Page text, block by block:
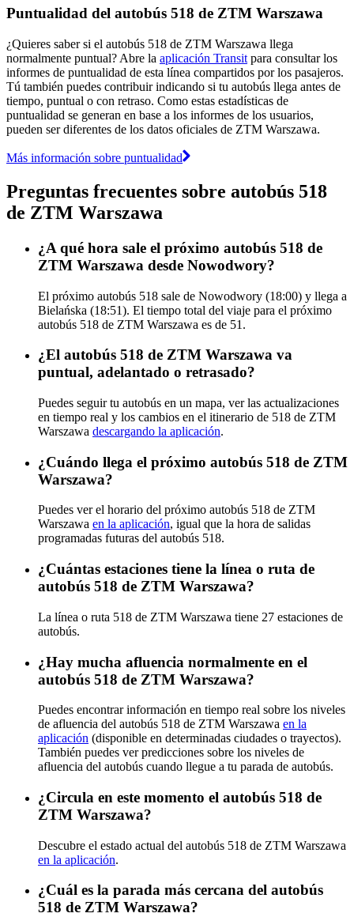
Puntualidad del autobús 518 de ZTM Warszawa
¿Quieres saber si el autobús 518 de ZTM Warszawa llega
normalmente puntual? Abre la aplicación Transit para consultar los
informes de puntualidad de esta línea compartidos por los pasajeros.
Tú también puedes contribuir indicando si tu autobús llega antes de
tiempo, puntual o con retraso. Como estas estadísticas de
puntualidad se generan en base a los informes de los usuarios,
pueden ser diferentes de los datos oficiales de ZTM Warszawa.
Más información sobre puntualidad
Preguntas frecuentes sobre autobús 518
de ZTM Warszawa
¿A qué hora sale el próximo autobús 518 de
ZTM Warszawa desde Nowodwory?
El próximo autobús 518 sale de Nowodwory (18:00) y llega a
Bielańska (18:51). El tiempo total del viaje para el próximo
autobús 518 de ZTM Warszawa es de 51.
¿El autobús 518 de ZTM Warszawa va
puntual, adelantado o retrasado?
Puedes seguir tu autobús en un mapa, ver las actualizaciones
en tiempo real y los cambios en el itinerario de 518 de ZTM
Warszawa descargando la aplicación.
¿Cuándo llega el próximo autobús 518 de ZTM
Warszawa?
Puedes ver el horario del próximo autobús 518 de ZTM
Warszawa en la aplicación, igual que la hora de salidas
programadas futuras del autobús 518.
¿Cuántas estaciones tiene la línea o ruta de
autobús 518 de ZTM Warszawa?
La línea o ruta 518 de ZTM Warszawa tiene 27 estaciones de
autobús.
¿Hay mucha afluencia normalmente en el
autobús 518 de ZTM Warszawa?
Puedes encontrar información en tiempo real sobre los niveles
de afluencia del autobús 518 de ZTM Warszawa en la
aplicación (disponible en determinadas ciudades o trayectos).
También puedes ver predicciones sobre los niveles de
afluencia del autobús cuando llegue a tu parada de autobús.
¿Circula en este momento el autobús 518 de
ZTM Warszawa?
Descubre el estado actual del autobús 518 de ZTM Warszawa
en la aplicación.
¿Cuál es la parada más cercana del autobús
518 de ZTM Warszawa?